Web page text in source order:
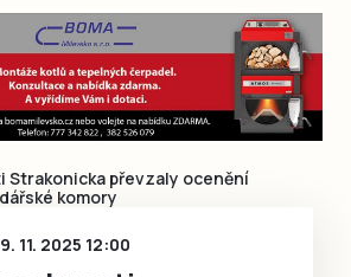
Obnovit heslo
Přihlásit se
se přes Facebook
účet, chci se
Blogy
Inspirace
Čtenáři píší
Speciální přílohy
Strakonicka převzaly ocenění
komory
11. 2025 12:00